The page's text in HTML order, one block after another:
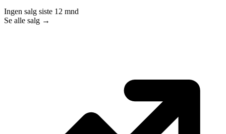
Ingen salg siste 12 mnd
Se alle salg →